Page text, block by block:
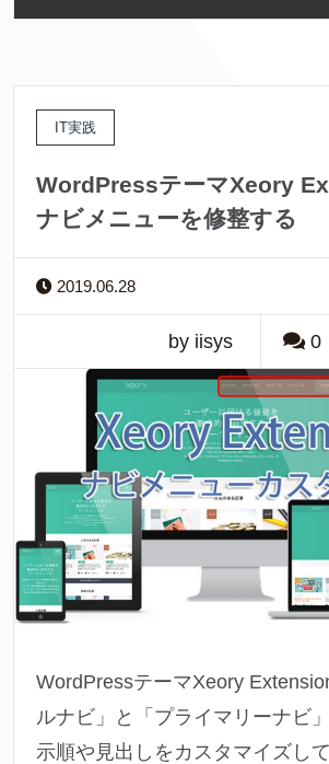
IT実践
WordPressテーマXeory
ナビメニューを修整する
2019.06.28
by iisys 0
WordPressテーマXeory
ルナビ」と「プライマリーナビ
示順や見出しをカスタマイズし